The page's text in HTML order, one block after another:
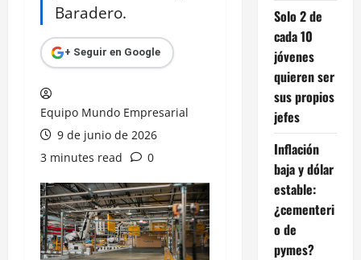
Baradero.
+ Seguir en Google
Equipo Mundo Empresarial
9 de junio de 2026
3 minutes read
0
Solo 2 de
cada 10
jóvenes
quieren ser
sus propios
jefes
Inflación
baja y dólar
estable:
¿cementeri
o de
pymes?